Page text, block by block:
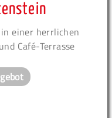
einer herrlichen
Café-Terrasse